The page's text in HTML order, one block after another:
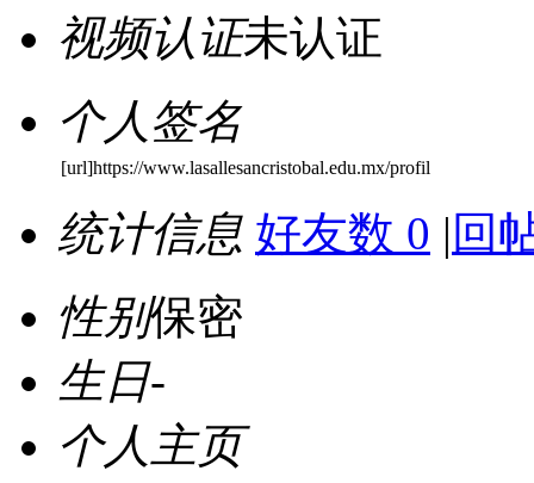
视频认证未认证
个人签名
[url]https://www.lasallesancristobal.edu.mx/profil
统计信息 好友数 0 | 回
性别保密
生日-
个人主页